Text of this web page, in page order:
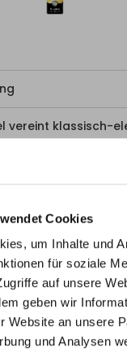
Cookies
um Inhalte und
für soziale
auf unsere
geben wir
Website an unsere
und Analysen
vereint klassisch-
Innovation
auf drei Positionen
und
sich mühelos und
Schlafsofa
zum Splitback